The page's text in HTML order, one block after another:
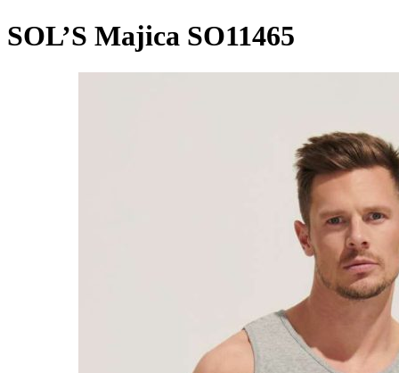
SOL’S Majica SO11465